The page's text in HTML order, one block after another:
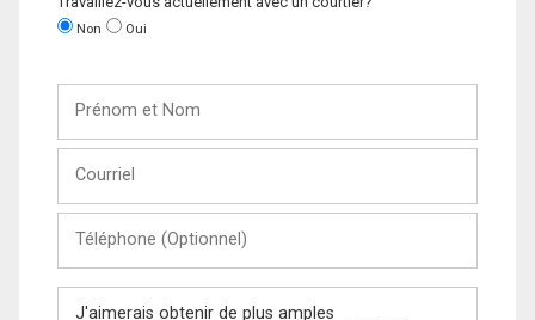
Non Oui
Nom
(Optionnel)
Message